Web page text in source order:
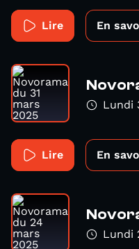
Lire En
Lundi
Lire En
Lundi